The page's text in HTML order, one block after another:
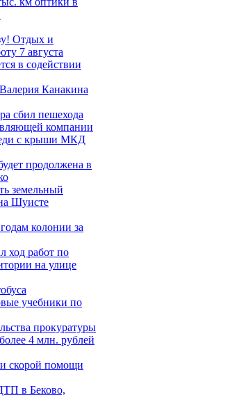
Отдых и
7 августа
в содействии
Канакина
сбил пешехода
компании
с крыши МКД
продолжена в
земельный
Шуисте
колонии за
ход работ по
на улице
учебники по
прокуратуры
4 млн. рублей
скорой помощи
в Беково,